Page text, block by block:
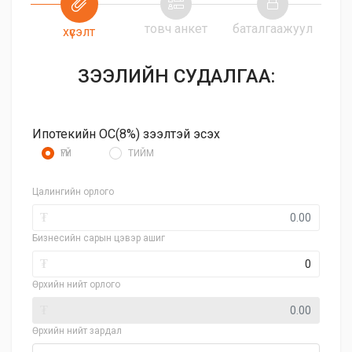
хүсэлт товч анкет баталгаажуул
ЗЭЭЛИЙН СУДАЛГАА:
Ипотекийн ОС(8%) зээлтэй эсэх
ҮГҮЙ ТИЙМ
Цалингийн орлого
₮
Бизнесийн сарын цэвэр ашиг
₮
Өрхийн нийт орлого
Өрхийн нийт зардал